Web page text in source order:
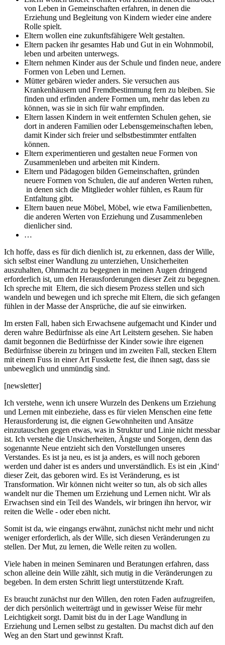
von Leben in Gemeinschaften erfahren, in denen die
Erziehung und Begleitung von Kindern wieder eine andere
Rolle spielt.
Eltern wollen eine zukunftsfähigere Welt gestalten.
Eltern packen ihr gesamtes Hab und Gut in ein Wohnmobil,
leben und arbeiten unterwegs.
Eltern nehmen Kinder aus der Schule und finden neue, andere
Formen von Leben und Lernen.
Mütter gebären wieder anders. Sie versuchen aus
Krankenhäusern und Fremdbestimmung fern zu bleiben. Sie
finden und erfinden andere Formen um, mehr das leben zu
können, was sie in sich für wahr empfinden.
Eltern lassen Kindern in weit entfernten Schulen gehen, sie
dort in anderen Familien oder Lebensgemeinschaften leben,
damit Kinder sich freier und selbstbestimmter entfalten
können.
Eltern experimentieren und gestalten neue Formen von
Zusammenleben und arbeiten mit Kindern.
Eltern und Pädagogen bilden Gemeinschaften, gründen
neuere Formen von Schulen, die auf anderen Werten ruhen,
in denen sich die Mitglieder wohler fühlen, es Raum für
Entfaltung gibt.
Eltern bauen neue Möbel, Möbel, wie etwa Familienbetten,
die anderen Werten von Erziehung und Zusammenleben
dienlicher sind.
…
Ich hoffe, dass es für dich dienlich ist, zu erkennen, dass der Wille,
sich selbst einer Wandlung zu unterziehen, Unsicherheiten
auszuhalten, Ohnmacht zu begegnen in meinen Augen dringend
erforderlich ist, um den Herausforderungen dieser Zeit zu begegnen.
Ich spreche mit Eltern, die sich diesem Prozess stellen und sich
wandeln und bewegen und ich spreche mit Eltern, die sich gefangen
fühlen in der Masse der Ansprüche, die auf sie einwirken.
Im ersten Fall, haben sich Erwachsene aufgemacht und Kinder und
deren wahre Bedürfnisse als eine Art Leitstern gesehen. Sie haben
damit begonnen die Bedürfnisse der Kinder sowie ihre eigenen
Bedürfnisse überein zu bringen und im zweiten Fall, stecken Eltern
mit einem Fuss in einer Art Fusskette fest, die ihnen sagt, dass sie
unbeweglich und unmündig sind.
[newsletter]
Ich verstehe, wenn ich unsere Wurzeln des Denkens um Erziehung
und Lernen mit einbeziehe, dass es für vielen Menschen eine fette
Herausforderung ist, die eignen Gewohnheiten und Ansätze
einzutauschen gegen etwas, was in Struktur und Linie nicht messbar
ist. Ich verstehe die Unsicherheiten, Ängste und Sorgen, denn das
sogenannte Neue entzieht sich den Vorstellungen unseres
Verstandes. Es ist ja neu, es ist ja anders, es will noch geboren
werden und daher ist es anders und unverständlich. Es ist ein ‚Kind‘
dieser Zeit, das geboren wird. Es ist Veränderung, es ist
Transformation. Wir können nicht weiter so tun, als ob sich alles
wandelt nur die Themen um Erziehung und Lernen nicht. Wir als
Erwachsen sind ein Teil des Wandels, wir bringen ihn hervor, wir
reiten die Welle - oder eben nicht.
Somit ist da, wie eingangs erwähnt, zunächst nicht mehr und nicht
weniger erforderlich, als der Wille, sich diesen Veränderungen zu
stellen. Der Mut, zu lernen, die Welle reiten zu wollen.
Viele haben in meinen Seminaren und Beratungen erfahren, dass
schon alleine dein Wille zählt, sich mutig in die Veränderungen zu
begeben. In dem ersten Schritt liegt unterstützende Kraft.
Es braucht zunächst nur den Willen, den roten Faden aufzugreifen,
der dich persönlich weiterträgt und in gewisser Weise für mehr
Leichtigkeit sorgt. Damit bist du in der Lage Wandlung in
Erziehung und Lernen selbst zu gestalten. Du machst dich auf den
Weg an den Start und gewinnst Kraft.